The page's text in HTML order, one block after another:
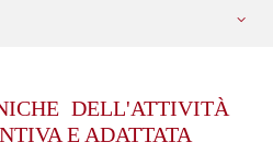
DELL'ATTIVITÀ
E ADATTATA